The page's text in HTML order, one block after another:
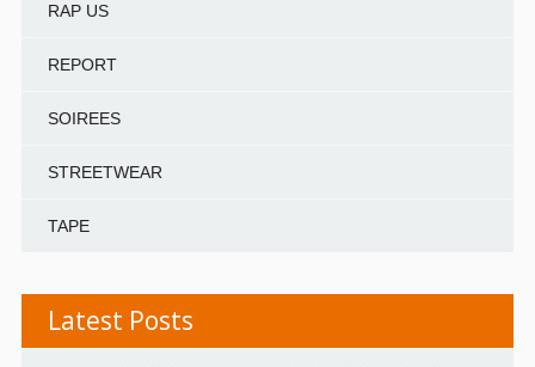
RAP US
REPORT
SOIREES
STREETWEAR
TAPE
Latest Posts